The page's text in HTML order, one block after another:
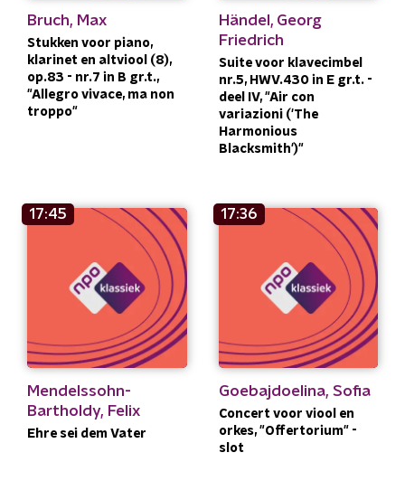
Bruch, Max
Stukken voor piano,
klarinet en altviool (8),
op.83 - nr.7 in B gr.t.,
"Allegro vivace, ma non
troppo"
Händel, Georg
Friedrich
Suite voor klavecimbel
nr.5, HWV.430 in E gr.t. -
deel IV, "Air con
variazioni ('The
Harmonious
Blacksmith')"
17:45
Mendelssohn-
Bartholdy, Felix
Ehre sei dem Vater
17:36
Goebajdoelina, Sofia
Concert voor viool en
orkes, "Offertorium" -
slot